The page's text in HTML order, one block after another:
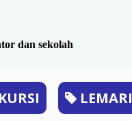
dan sekolah
KURSI LEMARI